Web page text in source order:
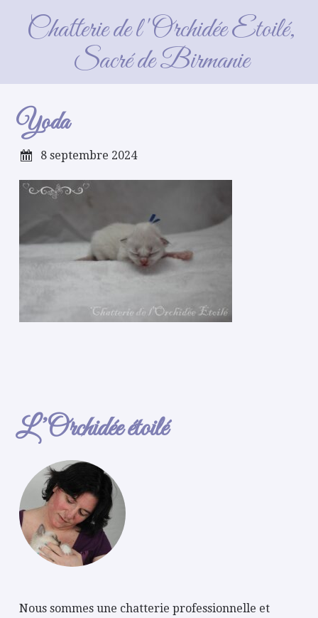
Chatterie de l'Orchidée Etoilé,
Sacré de Birmanie
Yoda
Yoda
8 septembre 2024
L’Orchidée étoilé
Nous sommes une chatterie professionnelle et